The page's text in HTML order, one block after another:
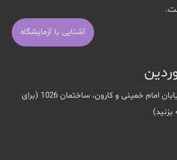
آشنایی با آزمایشگاه
تهران، تقاطع خیابان امام خمینی و کارون، ساختمان 1026 (برای